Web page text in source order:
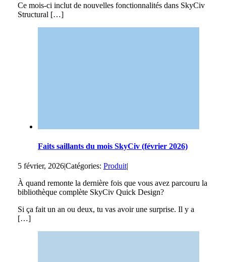
Ce mois-ci inclut de nouvelles fonctionnalités dans SkyCiv
Structural […]
Faits saillants du mois SkyCiv (février 2026)
5 février, 2026|Catégories: Produit|
À quand remonte la dernière fois que vous avez parcouru la
bibliothèque complète SkyCiv Quick Design?
Si ça fait un an ou deux, tu vas avoir une surprise. Il y a
[…]